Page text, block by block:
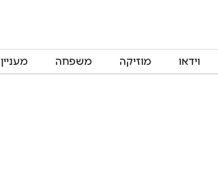
וידאו מוזיקה משפחה מעניין